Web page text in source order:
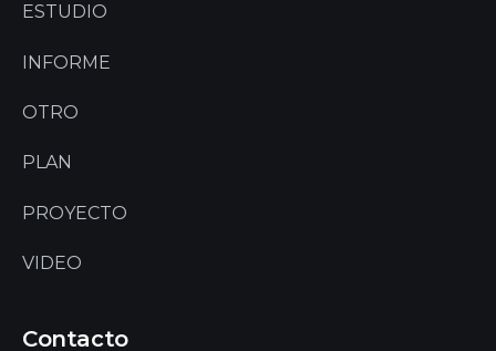
ESTUDIO
INFORME
OTRO
PLAN
PROYECTO
VIDEO
Contacto